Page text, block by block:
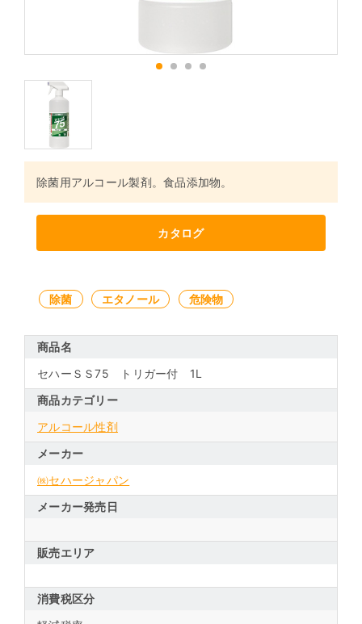
除菌用アルコール製剤。食品添加物。
カタログ
除菌 エタノール 危険物
商品名
セハーＳＳ75 トリガー付 1L
商品カテゴリー
アルコール性剤
メーカー
㈱セハージャパン
メーカー発売日
販売エリア
消費税区分